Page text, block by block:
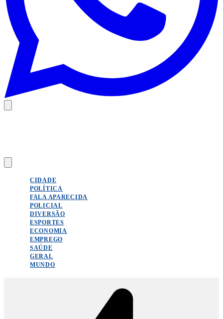
CIDADE
POLÍTICA
FALA APARECIDA
POLICIAL
DIVERSÃO
ESPORTES
ECONOMIA
EMPREGO
SAÚDE
GERAL
MUNDO